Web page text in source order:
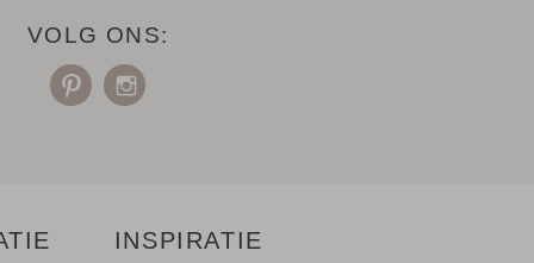
VOLG ONS:
INSPIRATIE